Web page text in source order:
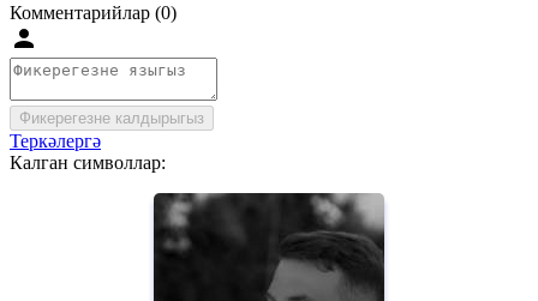
Комментарийлар (0)
Фикерегезне калдырыгыз
Теркәлергә
Калган символлар: